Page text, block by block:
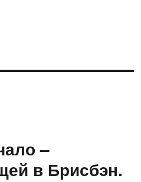
–
в Брисбэн.